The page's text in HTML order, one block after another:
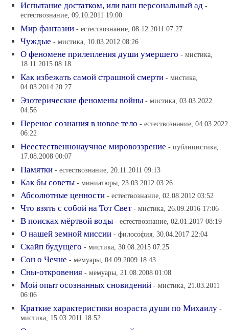
Испытание достатком, или ваш персональный ад -
естествознание, 09.10.2011 19:00
Мир фантазии - естествознание, 08.12.2011 07:27
Чуждые - мистика, 10.03.2012 08:26
О феномене прилепления души умершего - мистика,
18.11.2015 08:18
Как избежать самой страшной смерти - мистика,
04.03.2014 20:27
Эзотерические феномены войны - мистика, 03.03.2022
04:56
Перенос сознания в новое тело - естествознание, 04.03.2022
06:22
Неестественнонаучное мировоззрение - публицистика,
17.08.2008 00:07
Памятки - естествознание, 20.11.2011 09:13
Как бы советы - миниатюры, 23.03.2012 03:26
Абсолютные ценности - естествознание, 02.08.2012 03:52
Что взять с собой на Тот Свет - мистика, 26.09.2016 17:06
В поисках мёртвой воды - естествознание, 02.01.2017 08:19
О нашей земной миссии - философия, 30.04.2017 22:04
Скайп будущего - мистика, 30.08.2015 07:25
Сон о Чечне - мемуары, 04.09.2009 18:43
Сны-откровения - мемуары, 21.08.2008 01:08
Мой опыт осознанных сновидений - мистика, 21.03.2011
06:06
Краткие характеристики возраста души по Михаилу -
мистика, 15.03.2011 18:52